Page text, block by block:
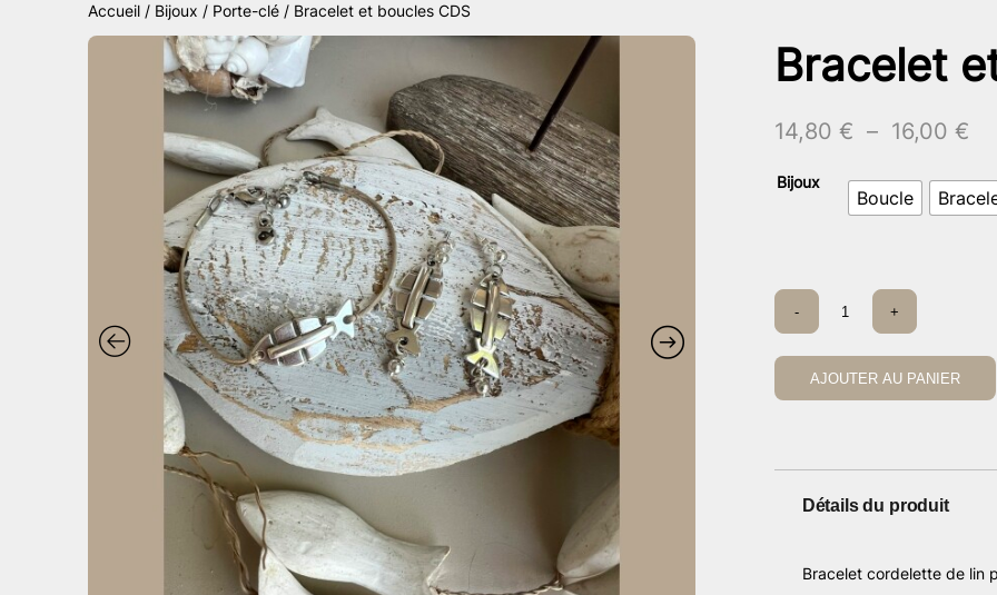
Accueil / Bijoux / Porte-clé / Bracelet et boucles CDS
Bracelet
14,80 € – 16,00 €
Bijoux
Boucle
quantité
Bracelet
et
boucles
CDS
- +
AJOUTER AU PANIER
Détails du produit
Bracelet cordelette de lin